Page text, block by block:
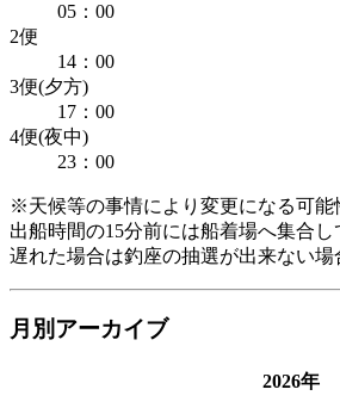
05：00
2便
14：00
3便(夕方)
17：00
4便(夜中)
23：00
※天候等の事情により変更になる可能
出船時間の15分前には船着場へ集合し
遅れた場合は釣座の抽選が出来ない場
月別アーカイブ
2026年